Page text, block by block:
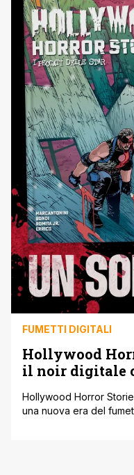
FUMETTI DIGITALI
Hollywood
il noir digitale
Hollywood Horror
una nuova era del